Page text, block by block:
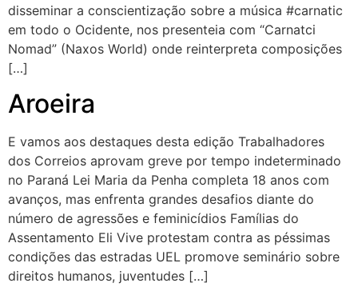
disseminar a conscientização sobre a música #carnatic
em todo o Ocidente, nos presenteia com “Carnatci
Nomad” (Naxos World) onde reinterpreta composições
[…]
Aroeira
E vamos aos destaques desta edição Trabalhadores
dos Correios aprovam greve por tempo indeterminado
no Paraná Lei Maria da Penha completa 18 anos com
avanços, mas enfrenta grandes desafios diante do
número de agressões e feminicídios Famílias do
Assentamento Eli Vive protestam contra as péssimas
condições das estradas UEL promove seminário sobre
direitos humanos, juventudes […]